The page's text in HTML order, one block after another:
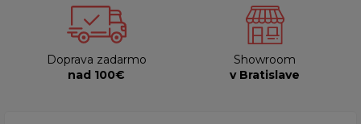
Doprava zadarmo
nad 100€
Showroom
v Bratislave